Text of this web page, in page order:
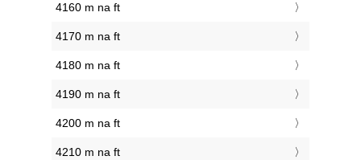
4160 m na ft
4170 m na ft
4180 m na ft
4190 m na ft
4200 m na ft
4210 m na ft